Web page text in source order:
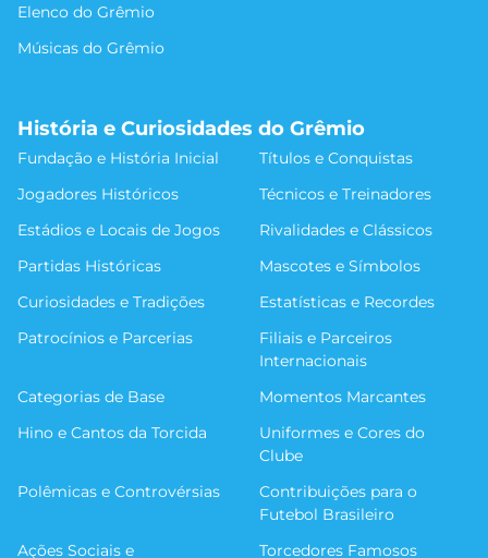
Elenco do Grêmio
Músicas do Grêmio
História e Curiosidades do Grêmio
Fundação e História Inicial
Títulos e Conquistas
Jogadores Históricos
Técnicos e Treinadores
Estádios e Locais de Jogos
Rivalidades e Clássicos
Partidas Históricas
Mascotes e Símbolos
Curiosidades e Tradições
Estatísticas e Recordes
Patrocínios e Parcerias
Filiais e Parceiros
Internacionais
Categorias de Base
Momentos Marcantes
Hino e Cantos da Torcida
Uniformes e Cores do
Clube
Polêmicas e Controvérsias
Contribuições para o
Futebol Brasileiro
Ações Sociais e
Torcedores Famosos